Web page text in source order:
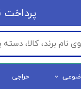
حراجی